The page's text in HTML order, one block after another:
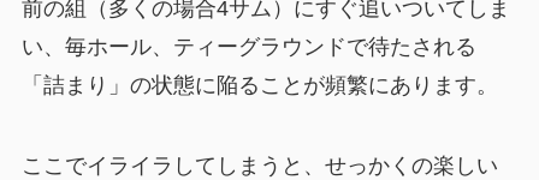
前の組（多くの場合4サム）にすぐ追いついてしま
い、毎ホール、ティーグラウンドで待たされる
「詰まり」の状態に陥ることが頻繁にあります。
ここでイライラしてしまうと、せっかくの楽しい